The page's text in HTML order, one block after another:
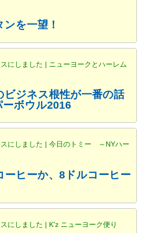
を一望！
にしました | ニューヨークとハーレム
ビジネス根性が一番の話
ーボウル2016
にしました | 今日のトミー ～NYハー
ーヒーか、8ドルコーヒー
にしました | K'z ニューヨーク便り